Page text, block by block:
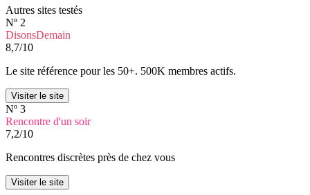
Autres sites testés
Nº 2
DisonsDemain
8,7/10
Le site référence pour les 50+. 500K membres actifs.
Visiter le site
Nº 3
Rencontre d'un soir
7,2/10
Rencontres discrètes près de chez vous
Visiter le site